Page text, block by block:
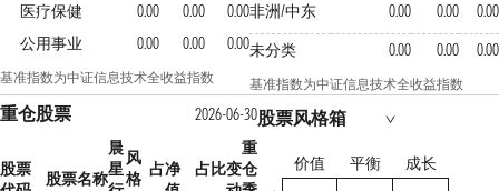
医疗保健
0.00 0.00
0.00
公用事业
0.00 0.00 0.00
基准指数为中证信息技术全收益指数
非洲/中东
0.00 0.00
0.00
未分类
0.00 0.00 0.00
基准指数为中证信息技术全收益指数
重仓股票 2026-06-30
股票
股票名称
晨
星
风
格 占净
占比变
重
仓
股票风格箱
价值 平衡 成长